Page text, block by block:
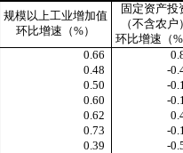
规模以上工业增加值
环比增速（%）
固定资产投
（不含农户
环比增速（%
0.66
0.48
-
0.50
-
0.60
-
0.62
0.73
-
0.39
-